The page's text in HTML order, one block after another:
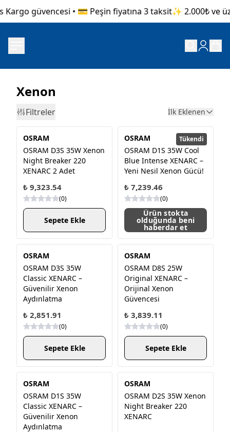
güvencesi • 💳 Peşin fiyatına 3 taksit✨ 2.000₺ ve
Xenon
Filtreler İlk Eklenen
OSRAM
OSRAM D3S 35W Xenon
Night Breaker 220
XENARC 2 Adet
₺ 9,323.54
(0)
Sepete Ekle
Tükendi
OSRAM
OSRAM D1S 35W Cool
Blue Intense XENARC –
Yeni Nesil Xenon Gücü!
₺ 7,239.46
(0)
Ürün stokta
olduğunda beni
haberdar et
OSRAM
OSRAM D3S 35W
Classic XENARC –
Güvenilir Xenon
Aydınlatma
₺ 2,851.91
(0)
Sepete Ekle
OSRAM
OSRAM D8S 25W
Original XENARC –
Orijinal Xenon
Güvencesi
₺ 3,839.11
(0)
Sepete Ekle
OSRAM
OSRAM D1S 35W
Classic XENARC –
Güvenilir Xenon
Aydınlatma
OSRAM
OSRAM D2S 35W Xenon
Night Breaker 220
XENARC